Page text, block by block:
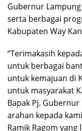
Gubernur
serta berbagai
Kabupaten Way
“Terimakasih
untuk berbagai
untuk kemajuan di
untuk masyarakat
Bapak Pj.
arahan kepada
Ramik Ragom